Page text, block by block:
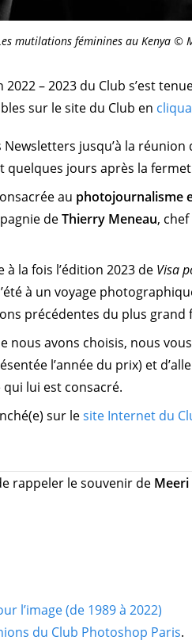
mutilations féminines au Kenya ©
– 2023 du Club s’est
sur le site du Club en
jusqu’à la
quelques jours après la
au photojournalisme
deThierry Meneau,
la fois l’édition 2023 de Visa
à un voyage
précédentes du plus
nous avons choisis, nous
l’année du prix) et
lui est consacré.
sur lesite Internet du
rappeler le souvenir de
l’image (de 1989 à 2022)
du Club Photoshop Paris.